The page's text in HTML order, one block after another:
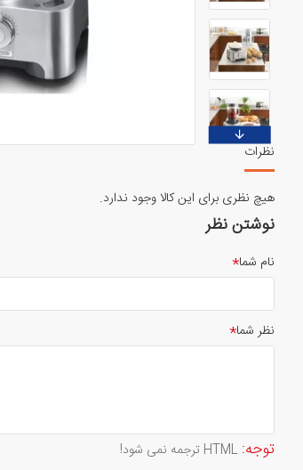
نظرات
هیچ نظری برای این کالا وجود ندارد.
نوشتن نظر
نام شما
نظر شما
توجه: